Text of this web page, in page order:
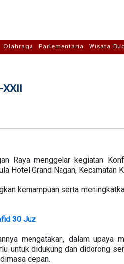
Olahraga Parlementaria Wisata
XXII
Raya menggelar kegiatan
Hotel Grand Nagan, Kecamatan
kemampuan serta
30 Juz
mengatakan, dalam upaya
untuk didukung dan didorong
depan.